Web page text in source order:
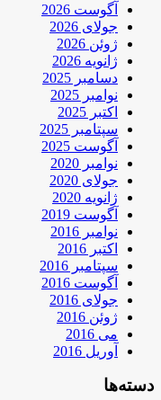
آگوست 2026
جولای 2026
ژوئن 2026
ژانویه 2026
دسامبر 2025
نوامبر 2025
اکتبر 2025
سپتامبر 2025
آگوست 2025
نوامبر 2020
جولای 2020
ژانویه 2020
آگوست 2019
نوامبر 2016
اکتبر 2016
سپتامبر 2016
آگوست 2016
جولای 2016
ژوئن 2016
می 2016
آوریل 2016
دسته‌ها